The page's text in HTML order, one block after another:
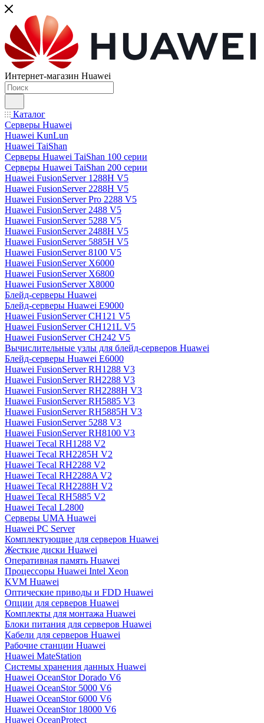
Интернет-магазин Huawei
Каталог
Серверы Huawei
Huawei KunLun
Huawei TaiShan
Серверы Huawei TaiShan 100 серии
Серверы Huawei TaiShan 200 серии
Huawei FusionServer 1288H V5
Huawei FusionServer 2288H V5
Huawei FusionServer Pro 2288 V5
Huawei FusionServer 2488 V5
Huawei FusionServer 5288 V5
Huawei FusionServer 2488H V5
Huawei FusionServer 5885H V5
Huawei FusionServer 8100 V5
Huawei FusionServer X6000
Huawei FusionServer X6800
Huawei FusionServer X8000
Блейд-серверы Huawei
Блейд-серверы Huawei E9000
Huawei FusionServer CH121 V5
Huawei FusionServer CH121L V5
Huawei FusionServer CH242 V5
Вычислительные узлы для блейд-серверов Huawei
Блейд-серверы Huawei E6000
Huawei FusionServer RH1288 V3
Huawei FusionServer RH2288 V3
Huawei FusionServer RH2288H V3
Huawei FusionServer RH5885 V3
Huawei FusionServer RH5885H V3
Huawei FusionServer 5288 V3
Huawei FusionServer RH8100 V3
Huawei Tecal RH1288 V2
Huawei Tecal RH2285H V2
Huawei Tecal RH2288 V2
Huawei Tecal RH2288A V2
Huawei Tecal RH2288H V2
Huawei Tecal RH5885 V2
Huawei Tecal L2800
Серверы UMA Huawei
Huawei PC Server
Комплектующие для серверов Huawei
Жесткие диски Huawei
Оперативная память Huawei
Процессоры Huawei Intel Xeon
KVM Huawei
Оптические приводы и FDD Huawei
Опции для серверов Huawei
Комплекты для монтажа Huawei
Блоки питания для серверов Huawei
Кабели для серверов Huawei
Рабочие станции Huawei
Huawei MateStation
Системы хранения данных Huawei
Huawei OceanStor Dorado V6
Huawei OceanStor 5000 V6
Huawei OceanStor 6000 V6
Huawei OceanStor 18000 V6
Huawei OceanProtect